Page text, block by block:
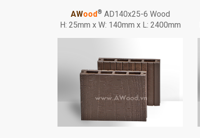
AWood® AD140x25-6 Wood
H: 25mm x W: 140mm x L: 2400mm